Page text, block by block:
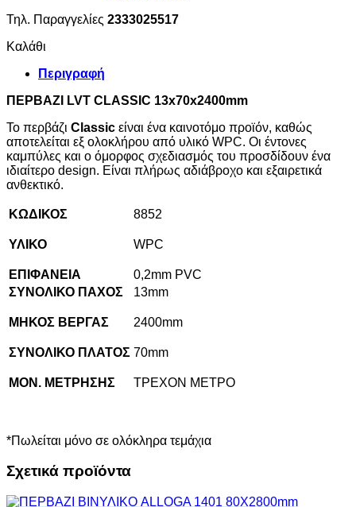
Τηλ. Παραγγελίες 2333025517
Καλάθι
Περιγραφή
ΠΕΡΒΑΖΙ
LVT CLASSIC 13x70x2400mm
Το περβάζι Classic είναι ένα καινοτόμο προϊόν, καθώς
αποτελείται εξ ολοκλήρου από υλικό WPC. Οι έντονες
καμπύλες και ο όμορφος σχεδιασμός του προσδίδουν ένα
ιδιαίτερο design. Είναι πλήρως αδιάβροχο και εξαιρετικά
ανθεκτικό.
ΚΩΔΙΚΟΣ 8852
ΥΛΙΚΟ WPC
ΕΠΙΦΑΝΕΙΑ
0,2mm PVC
ΣΥΝΟΛΙΚΟ ΠΑΧΟΣ
13mm
ΜΗΚΟΣ ΒΕΡΓΑΣ 2400mm
ΣΥΝΟΛΙΚΟ ΠΛΑΤΟΣ 70mm
ΜΟΝ. ΜΕΤΡΗΣΗΣ ΤΡΕΧΟΝ ΜΕΤΡΟ
*Πωλείται μόνο σε ολόκληρα τεμάχια
Σχετικά προϊόντα